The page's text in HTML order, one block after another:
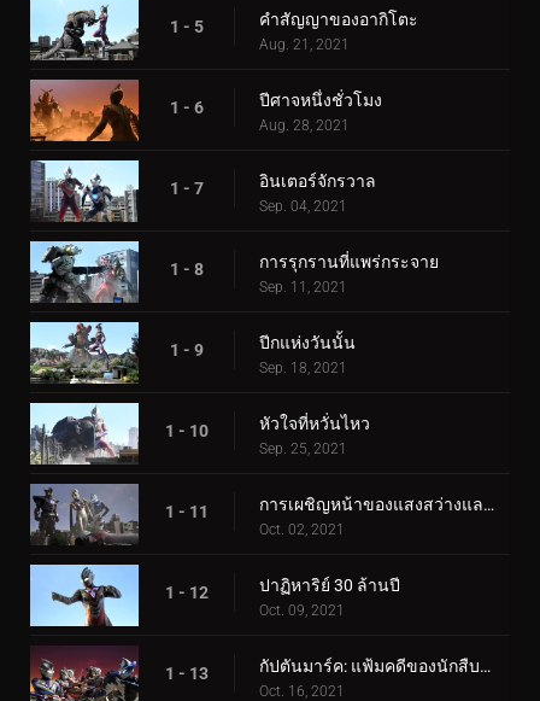
1 - 5 คำสัญญาของอากิโตะ
Aug. 21, 2021
1 - 6 ปีศาจหนึ่งชั่วโมง
Aug. 28, 2021
1 - 7 อินเตอร์จักรวาล
Sep. 04, 2021
1 - 8 การรุกรานที่แพร่กระจาย
Sep. 11, 2021
1 - 9 ปีกแห่งวันนั้น
Sep. 18, 2021
1 - 10 หัวใจที่หวั่นไหว
Sep. 25, 2021
1 - 11 การเผชิญหน้าของแสงสว่างและความมืด
Oct. 02, 2021
1 - 12 ปาฏิหาริย์ 30 ล้านปี
Oct. 09, 2021
1 - 13 กัปตันมาร์ค: แฟ้มคดีของนักสืบมาร์ลูรู
Oct. 16, 2021